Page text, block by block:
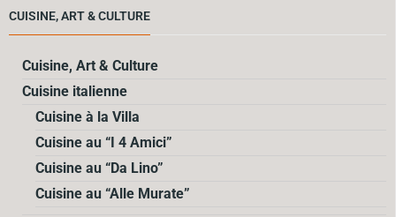
CUISINE, ART & CULTURE
Cuisine, Art & Culture
Cuisine italienne
Cuisine à la Villa
Cuisine au “I 4 Amici”
Cuisine au “Da Lino”
Cuisine au “Alle Murate”